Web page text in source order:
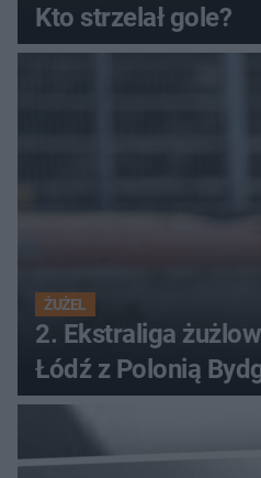
Kto strzelał gole?
ŻUŻEL
2. Ekstraliga
Łódź z Polonią